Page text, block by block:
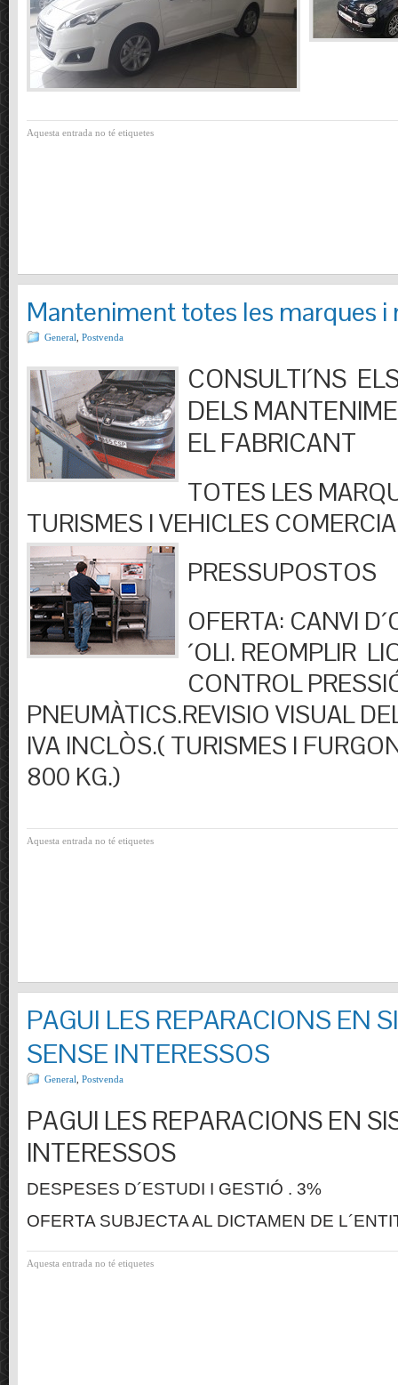
Aquesta entrada no té etiquetes
Manteniment totes les marques i
General Postvenda
CONSULTI´NS
DELS
EL FABRICANT
TOTES LES
TURISMES I VEHICLES
PRESSUPOSTOS
OFERTA: CANVI
´OLI. REOMPLIR
CONTROL
PNEUMÀTICS.REVISIO VISUAL
IVA INCLÒS.( TURISMES I
800 KG.)
Aquesta entrada no té etiquetes
PAGUI LES REPARACIONS EN
SENSE INTERESSOS
General Postvenda
PAGUI LES REPARACIONS EN
INTERESSOS
DESPESES D´ESTUDI I GESTIÓ . 3%
OFERTA SUBJECTA AL DICTAMEN DE
Aquesta entrada no té etiquetes